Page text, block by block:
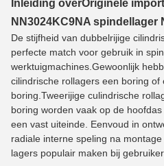
Inleiding overOriginele
NN3024KC9NA spindellager
De stijfheid van dubbelrijige
perfecte match voor gebruik in
werktuigmachines.Gewoonlijk
cilindrische rollagers een boring of
boring.Tweerijige culindrische
boring worden vaak op de
een vast uiteinde. Eenvoud in
radiale interne speling na
lagers populair maken bij